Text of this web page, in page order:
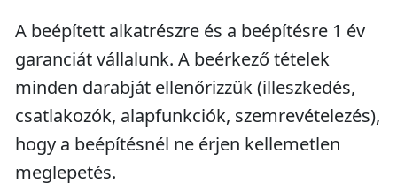
A beépített alkatrészre és a beépítésre 1 év
garanciát vállalunk. A beérkező tételek
minden darabját ellenőrizzük (illeszkedés,
csatlakozók, alapfunkciók, szemrevételezés),
hogy a beépítésnél ne érjen kellemetlen
meglepetés.